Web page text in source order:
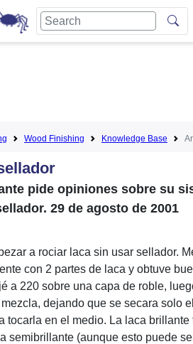
Wood Finishing Knowledge Base
pide opiniones sobre su
29 de agosto de 2001
a rociar laca sin usar sellador.
con 2 partes de laca y obtuve
a 220 sobre una capa de roble,
dejando que se secara solo
tocarla en el medio. La laca brillante
semibrillante (aunque esto puede